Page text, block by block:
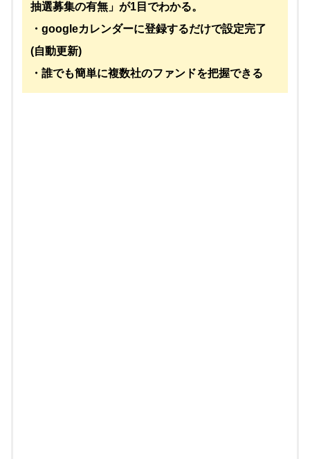
抽選募集の有無」が1目でわかる。
・googleカレンダーに登録するだけで設定完了
(自動更新)
・誰でも簡単に複数社のファンドを把握できる